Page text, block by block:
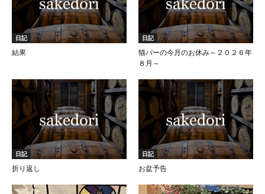
日記
結果
日記
猫バーの今月のお休み～２０２６年
８月～
日記
折り返し
日記
お盆予告